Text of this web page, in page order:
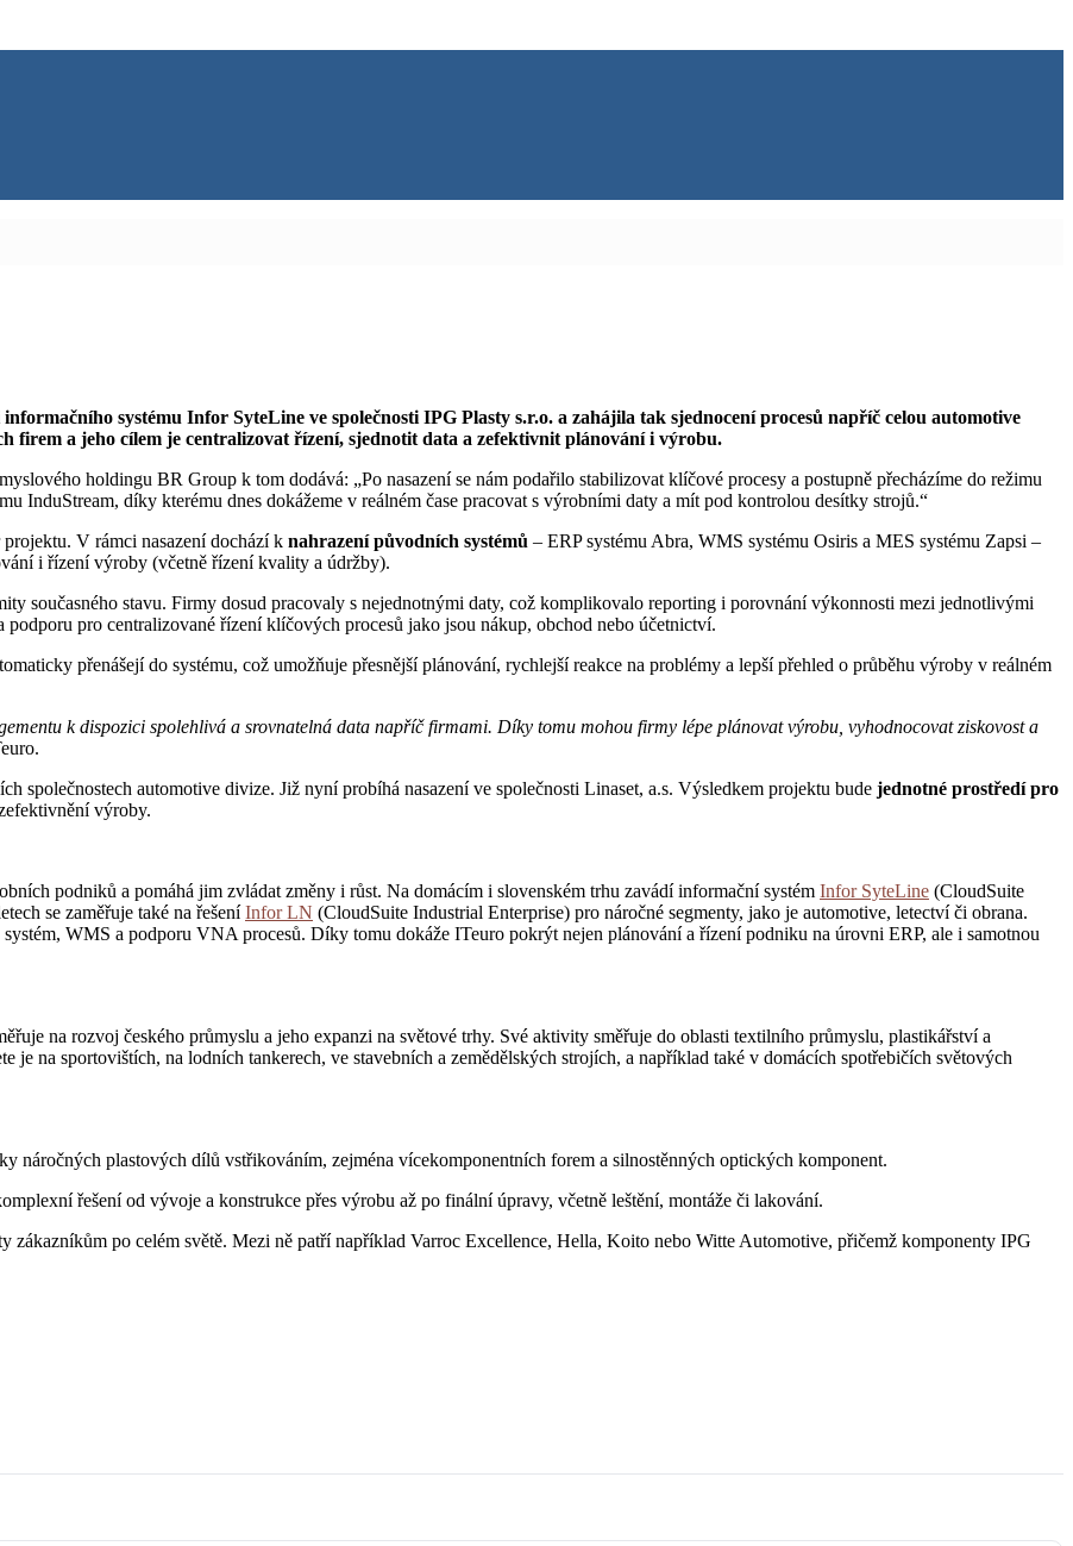
systému Infor SyteLine ve společnosti IPG Plasty s.r.o. a zahájila tak sjednocení procesů napříč celou automotive
firem a jeho cílem je centralizovat řízení, sjednotit data a zefektivnit plánování i výrobu.
holdingu BR Group k tom dodává: „Po nasazení se nám podařilo stabilizovat klíčové procesy a postupně přecházíme do režimu
InduStream, díky kterému dnes dokážeme v reálném čase pracovat s výrobními daty a mít pod kontrolou desítky strojů.“
V rámci nasazení dochází k nahrazení původních systémů – ERP systému Abra, WMS systému Osiris a MES systému Zapsi –
i řízení výroby (včetně řízení kvality a údržby).
současného stavu. Firmy dosud pracovaly s nejednotnými daty, což komplikovalo reporting i porovnání výkonnosti mezi jednotlivými
pro centralizované řízení klíčových procesů jako jsou nákup, obchod nebo účetnictví.
přenášejí do systému, což umožňuje přesnější plánování, rychlejší reakce na problémy a lepší přehled o průběhu výroby v reálném
k dispozici spolehlivá a srovnatelná data napříč firmami. Díky tomu mohou firmy lépe plánovat výrobu, vyhodnocovat ziskovost a
společnostech automotive divize. Již nyní probíhá nasazení ve společnosti Linaset, a.s. Výsledkem projektu bude jednotné prostředí pro
výroby.
podniků a pomáhá jim zvládat změny i růst. Na domácím i slovenském trhu zavádí informační systém Infor SyteLine (CloudSuite
se zaměřuje také na řešeníInfor LN (CloudSuite Industrial Enterprise) pro náročné segmenty, jako je automotive, letectví či obrana.
WMS a podporu VNA procesů. Díky tomu dokáže ITeuro pokrýt nejen plánování a řízení podniku na úrovni ERP, ale i samotnou
na rozvoj českého průmyslu a jeho expanzi na světové trhy. Své aktivity směřuje do oblasti textilního průmyslu, plastikářství a
je na sportovištích, na lodních tankerech, ve stavebních a zemědělských strojích, a například také v domácích spotřebičích světových
náročných plastových dílů vstřikováním, zejména vícekomponentních forem a silnostěnných optických komponent.
řešení od vývoje a konstrukce přes výrobu až po finální úpravy, včetně leštění, montáže či lakování.
zákazníkům po celém světě. Mezi ně patří například Varroc Excellence, Hella, Koito nebo Witte Automotive, přičemž komponenty IPG